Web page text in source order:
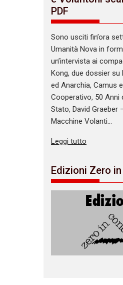
PDF
Sono usciti fin’ora
Umanità Nova in
un’intervista ai
Kong, due dossier su
ed Anarchia, Camus
Cooperativo, 50 Anni
Stato, David Graeber
Macchine Volanti…
Leggi tutto
Edizioni Zero